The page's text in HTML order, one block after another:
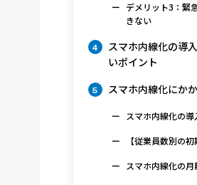
デメリット3：緊
きない
4
スマホ内線化の導
いポイント
5 スマホ内線化にか
スマホ内線化の導
【従業員数別の
スマホ内線化の月